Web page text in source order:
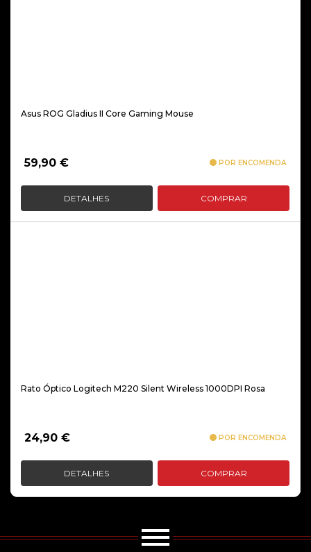
Asus ROG Gladius II Core Gaming Mouse
59,90 € POR ENCOMENDA
DETALHES COMPRAR
Rato Óptico Logitech M220 Silent Wireless 1000DPI Rosa
24,90 € POR ENCOMENDA
DETALHES COMPRAR